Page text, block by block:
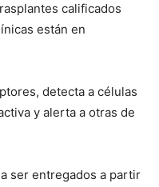
calificados
están en
detecta a células
y alerta a otras de
ser entregados a partir